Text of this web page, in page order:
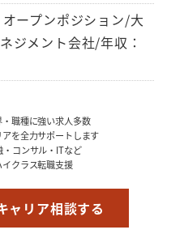
ープンポジション/大
ジメント会社/年収：
職種に強い求人多数
を全力サポートします
コンサル・ITなど
クラス転職支援
ャリア相談する